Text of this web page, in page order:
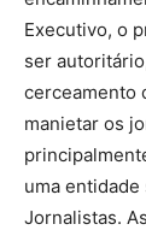
Executivo, o
ser
cerceamento
manietar os
uma entidade
Jornalistas.